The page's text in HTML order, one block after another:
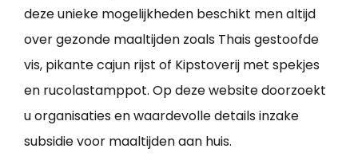
deze unieke mogelijkheden beschikt men altijd
over gezonde maaltijden zoals Thais gestoofde
vis, pikante cajun rijst of Kipstoverij met spekjes
en rucolastamppot. Op deze website doorzoekt
u organisaties en waardevolle details inzake
subsidie voor maaltijden aan huis.